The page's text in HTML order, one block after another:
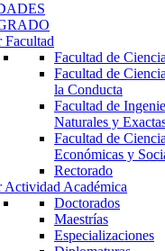
Facultad
Facultad de
Facultad de
la Conducta
Facultad de
Naturales y
Facultad de
Económicas y
Rectorado
Actividad Académica
Doctorados
Maestrías
Especializaciones